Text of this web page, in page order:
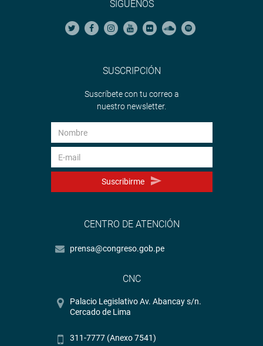
SÍGUENOS
SUSCRIPCIÓN
Suscríbete con tu correo a
nuestro newsletter.
Suscribirme
CENTRO DE ATENCIÓN
prensa@congreso.gob.pe
CNC
Palacio Legislativo Av. Abancay s/n.
Cercado de Lima
311-7777 (Anexo 7541)